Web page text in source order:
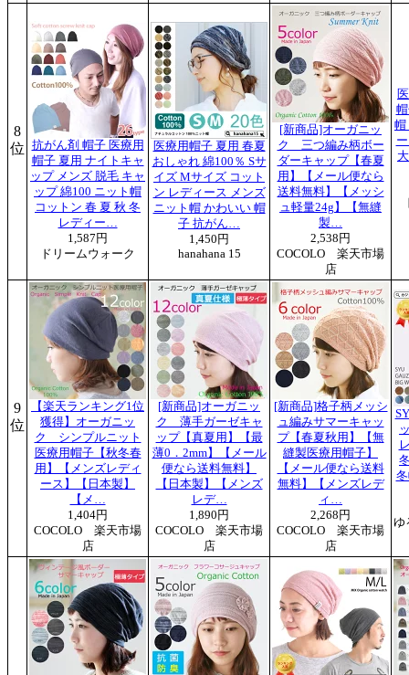
8
位
抗がん剤 帽子 医療用
帽子 夏用 ナイトキャ
ップ メンズ 脱毛 キャ
ップ 綿100 ニット帽
コットン 春 夏 秋 冬
レディー…
1,587円
ドリームウォーク
医療用帽子 夏用 春夏
おしゃれ 綿100％ Sサ
イズ Mサイズ コット
ン レディース メンズ
ニット帽 かわいい 帽
子 抗がん…
1,450円
hanahana 15
[新商品]オーガニッ
ク 三つ編み柄ボー
ダーキャップ【春夏
用】【メール便なら
送料無料】【メッシ
ュ軽量24g】【無縫
製…
2,538円
COCOLO 楽天市場
店
帽
9
位
【楽天ランキング1位
獲得】オーガニッ
ク シンプルニット
医療用帽子【秋冬春
用】【メンズレディ
ース】【日本製】
【メ…
1,404円
COCOLO 楽天市場
店
[新商品]オーガニッ
ク 薄手ガーゼキャ
ップ【真夏用】【最
薄0．2mm】【メール
便なら送料無料】
【日本製】【メンズ
レデ…
1,890円
COCOLO 楽天市場
店
[新商品]格子柄メッシ
ュ編みサマーキャッ
プ【春夏秋用】【無
縫製医療用帽子】
【メール便なら送料
無料】【メンズレデ
ィ…
2,268円
COCOLO 楽天市場
店
ゆ